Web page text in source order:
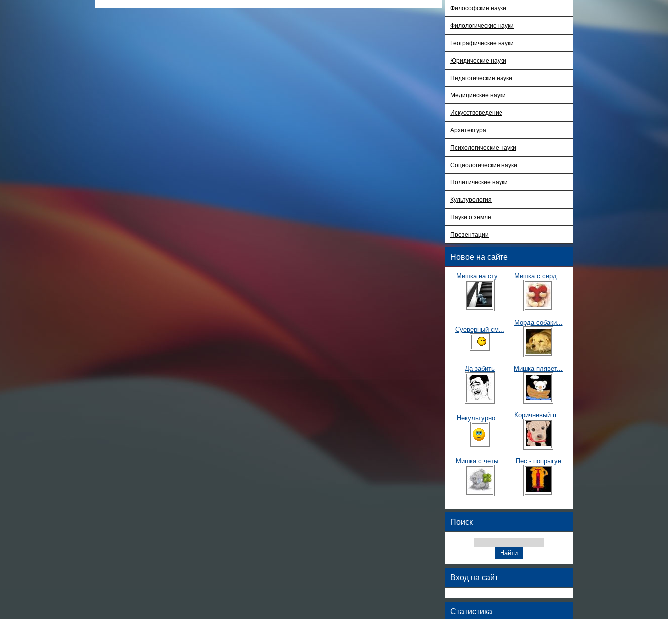
Философские науки
Филологические науки
Географические науки
Юридические науки
Педагогические науки
Медицинские науки
Искусствоведение
Архитектура
Психологические науки
Социологические науки
Политические науки
Культурология
Науки о земле
Презентации
Новое на сайте
Мишка на сту... Мишка с серд...
Суеверный см...
Морда собаки...
Да забить Мишка плявет...
Некультурно ... Коричневый п...
Мишка с четы... Пес - попрыгун
Поиск
Вход на сайт
Статистика